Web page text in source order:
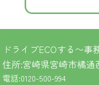
ドライブECOする〜事
住所:宮崎県宮崎市橘
電話:0120-500-994